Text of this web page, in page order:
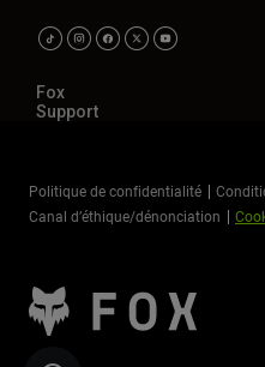
Fox
Support
Politique de confidentialité
Canal d’éthique/dénonciation